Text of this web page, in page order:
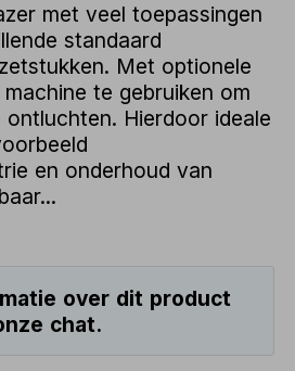
met veel toepassingen
standaard
Met optionele
te gebruiken om
Hierdoor ideale
en onderhoud van
over dit product
chat.